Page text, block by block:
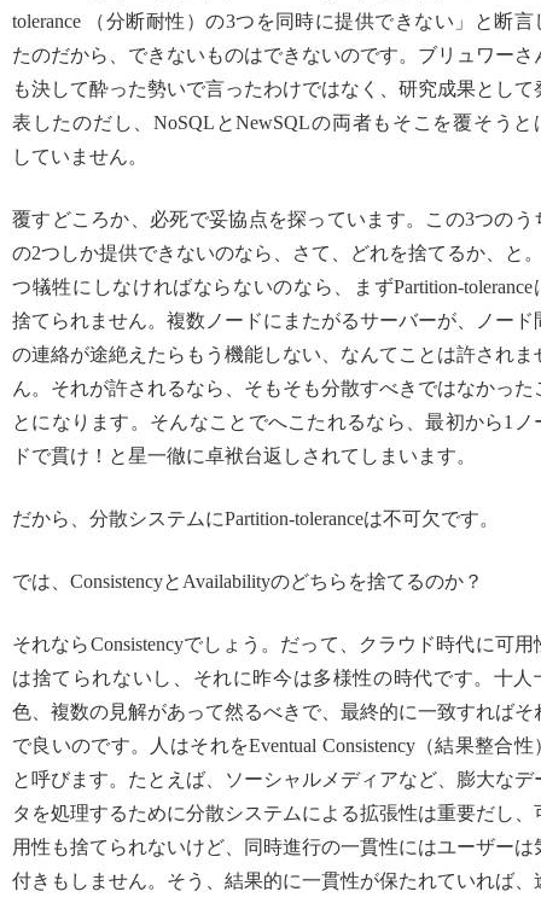
tolerance （分断耐性）の3つを同時に提供できない」と断言
たのだから、できないものはできないのです。ブリュワーさ
も決して酔った勢いで言ったわけではなく、研究成果として
表したのだし、NoSQLとNewSQLの両者もそこを覆そうと
していません。
覆すどころか、必死で妥協点を探っています。この3つのう
の2つしか提供できないのなら、さて、どれを捨てるか、と
つ犠牲にしなければならないのなら、まずPartition-tolerance
捨てられません。複数ノードにまたがるサーバーが、ノード
の連絡が途絶えたらもう機能しない、なんてことは許されま
ん。それが許されるなら、そもそも分散すべきではなかった
とになります。そんなことでへこたれるなら、最初から1ノ
ドで貫け！と星一徹に卓袱台返しされてしまいます。
だから、分散システムにPartition-toleranceは不可欠です。
では、ConsistencyとAvailabilityのどちらを捨てるのか？
それならConsistencyでしょう。だって、クラウド時代に可用
は捨てられないし、それに昨今は多様性の時代です。十人
色、複数の見解があって然るべきで、最終的に一致すればそ
で良いのです。人はそれをEventual Consistency（結果整合性
と呼びます。たとえば、ソーシャルメディアなど、膨大なデ
タを処理するために分散システムによる拡張性は重要だし、
用性も捨てられないけど、同時進行の一貫性にはユーザーは
付きもしません。そう、結果的に一貫性が保たれていれば、